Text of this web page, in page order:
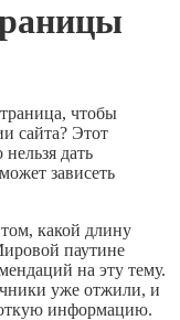
чтобы
сайта? Этот
дать
зависеть
какой длину
паутине
на эту тему.
уже отжили, и
информацию.